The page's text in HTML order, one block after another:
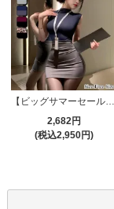
【ビッグサマーセール対象品】セクシーコスプレ(SEXYCOSPLAY) 4421
2,682円
(税込2,950円)